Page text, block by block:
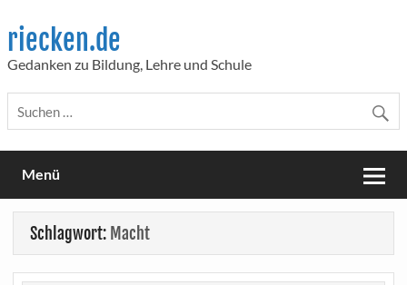
content
riecken.de
Gedanken zu Bildung, Lehre und Schule
Menü
Schlagwort: Macht